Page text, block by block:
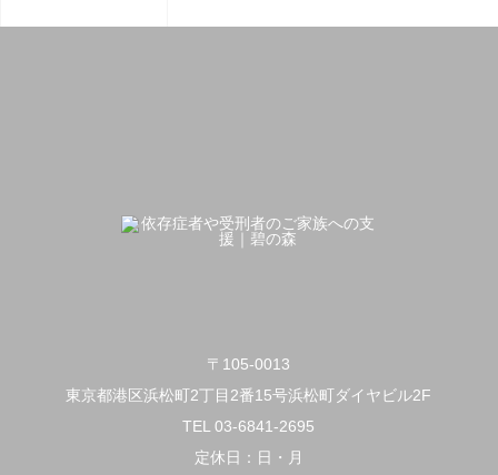
〒105-0013
東京都港区浜松町2丁目2番15号浜松町ダイヤビル2F
TEL 03-6841-2695
定休日：日・月